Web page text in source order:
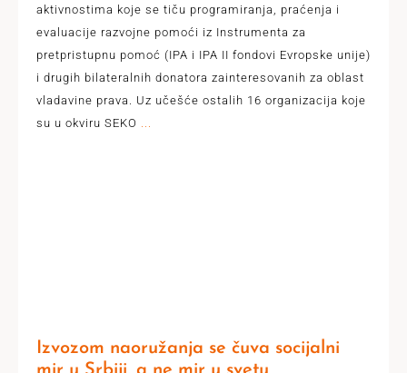
aktivnostima koje se tiču programiranja, praćenja i
evaluacije razvojne pomoći iz Instrumenta za
pretpristupnu pomoć (IPA i IPA II fondovi Evropske unije)
i drugih bilateralnih donatora zainteresovanih za oblast
vladavine prava. Uz učešće ostalih 16 organizacija koje
su u okviru SEKO ...
Izvozom naoružanja se čuva socijalni